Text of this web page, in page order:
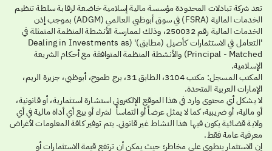
تعد شركة تبادلات المحدودة مؤسسة مالية إسلامية خاضعة لرقابة سلطة تنظيم
الخدمات المالية (FSRA) في سوق أبوظبي العالمي (ADGM) بموجب إذن
الخدمات المالية رقم 250032، وذلك لممارسة الأنشطة المنظمة المتمثلة في
'التعامل في الاستثمارات كأصيل (مطابق)' (Dealing in Investments as
Principal - Matched) والأنشطة المنظمة المتوافقة مع أحكام الشريعة
الإسلامية.
المكتب المسجل: مكتب 3104، الطابق 31، برج طموح، أبوظبي، جزيرة الريم،
الإمارات العربية المتحدة.
لا يشكل أي محتوى وارد في هذا الموقع الإلكتروني استشارة استثمارية، أو قانونية،
أو مالية، أو ضريبية، كما لا يمثل عرضاً أو التماساً لشراء أو بيع أي أداة مالية في أي
ولاية قضائية يكون فيها هذا النشاط غير قانوني. يتم توفير كافة المعلومات لأغراض
معرفية عامة فقط.
إن الاستثمار ينطوي على مخاطر؛ حيث يمكن أن ترتفع قيمة الاستثمارات أو